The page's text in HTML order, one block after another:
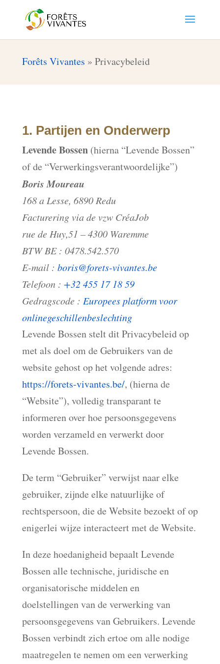
Forêts Vivantes » Privacybeleid
1. Partijen en Onderwerp
Levende Bossen(hierna “Levende Bossen”
of de “Verwerkingsverantwoordelijke”)
Boris Moureau
168 a Lesse, 6890 Redu
Facturering via de vzw CréaJob
rue de Huy,51 – 4300 Waremme
BTW BE : 0478.542.570
E-mail : boris@forets-vivantes.be
Telefoon : +32 455 17 18 59
Gedragscode : Europees platform voor
onlinegeschillenbeslechting
Levende Bossen stelt dit Privacybeleid op
met als doel om de Gebruikers van de
website gehost op het volgende adres:
https://forets-vivantes.be/, (hierna de
“Website”), volledig transparant te
informeren over hoe persoonsgegevens
worden verzameld en verwerkt door
Levende Bossen.
De term “Gebruiker” verwijst naar elke
gebruiker, zijnde elke natuurlijke of
rechtspersoon, die de Website bezoekt of op
enigerlei wijze interacteert met de Website.
In deze hoedanigheid bepaalt Levende
Bossen alle technische, juridische en
organisatorische middelen en
doelstellingen van de verwerking van
persoonsgegevens van Gebruikers. Levende
Bossen verbindt zich ertoe om alle nodige
maatregelen te nemen om een verwerking